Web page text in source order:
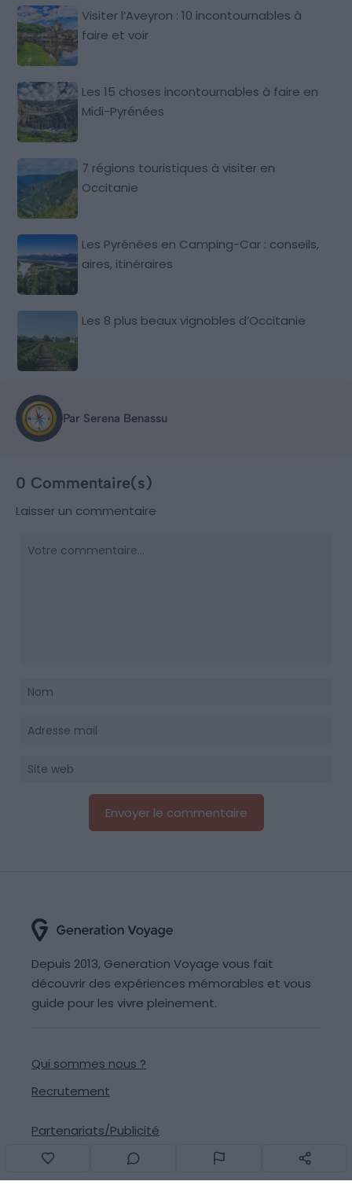
Visiter l’Aveyron : 10 incontournables à
faire et voir
Les 15 choses incontournables à faire en
Midi-Pyrénées
7 régions touristiques à visiter en
Occitanie
Les Pyrénées en Camping-Car : conseils,
aires, itinéraires
Les 8 plus beaux vignobles d’Occitanie
Par Serena Benassu
0 Commentaire(s)
Laisser un commentaire
Depuis 2013, Generation Voyage vous fait
découvrir des expériences mémorables et vous
guide pour les vivre pleinement.
Qui sommes nous ?
Recrutement
Partenariats/Publicité
Contact
Signaler une erreur